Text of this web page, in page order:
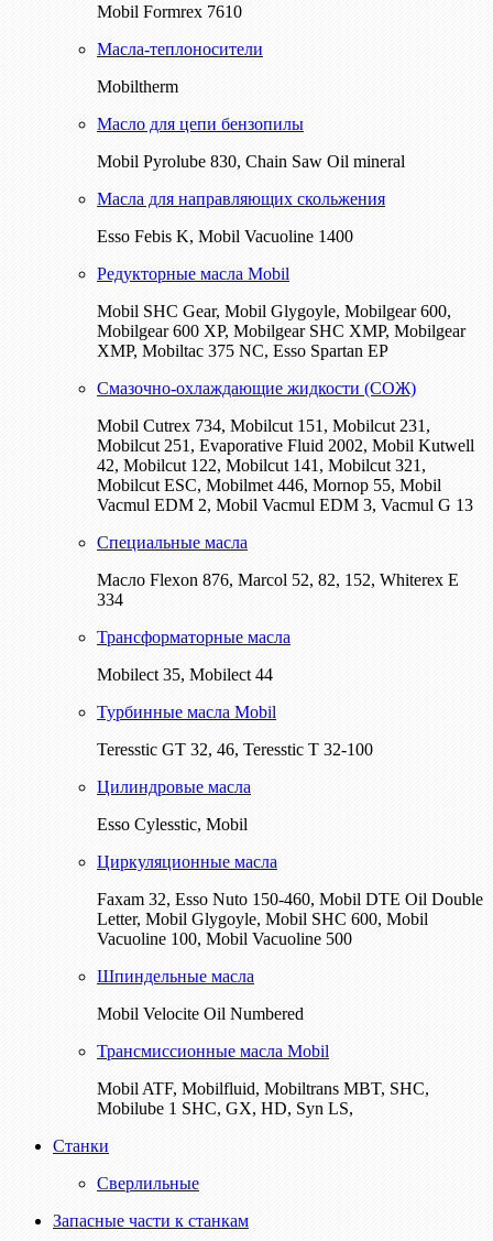
Mobil Formrex 7610
Масла-теплоносители
Mobiltherm
Масло для цепи бензопилы
Mobil Pyrolube 830, Chain Saw Oil mineral
Масла для направляющих скольжения
Esso Febis K, Mobil Vacuoline 1400
Редукторные масла Mobil
Mobil SHC Gear, Mobil Glygoyle, Mobilgear 600,
Mobilgear 600 XP, Mobilgear SHC XMP, Mobilgear
XМP, Mobiltac 375 NC, Esso Spartan EP
Смазочно-охлаждающие жидкости (СОЖ)
Mobil Cutrex 734, Mobilcut 151, Mobilcut 231,
Mobilcut 251, Evaporative Fluid 2002, Mobil Kutwell
42, Mobilcut 122, Mobilcut 141, Mobilcut 321,
Mobilcut ESC, Mobilmet 446, Mornop 55, Mobil
Vacmul EDM 2, Mobil Vacmul EDM 3, Vacmul G 13
Специальные масла
Масло Flexon 876, Marcol 52, 82, 152, Whiterex E
334
Трансформаторные масла
Mobilect 35, Mobilect 44
Турбинные масла Mobil
Teresstic GT 32, 46, Teresstic T 32-100
Цилиндровые масла
Esso Cylesstic, Mobil
Циркуляционные масла
Faxam 32, Esso Nuto 150-460, Mobil DTE Oil Double
Letter, Mobil Glygoyle, Mobil SHC 600, Mobil
Vacuoline 100, Mobil Vacuoline 500
Шпиндельные масла
Mobil Velocite Oil Numbered
Трансмиссионные масла Mobil
Mobil ATF, Mobilfluid, Mobiltrans MBT, SHC,
Mobilube 1 SHC, GX, HD, Syn LS,
Станки
Сверлильные
Запасные части к станкам